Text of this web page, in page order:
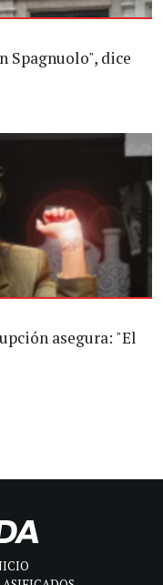
Spagnuolo", dice
asegura: "El